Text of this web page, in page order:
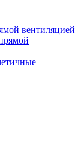
вентиляцией